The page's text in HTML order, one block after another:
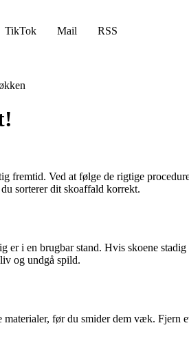
TikTok Mail RSS
Ved at følge de rigtige
sorterer dit skoaffald korrekt.
i en brugbar stand. Hvis skoene
og undgå spild.
før du smider dem væk. Fjern